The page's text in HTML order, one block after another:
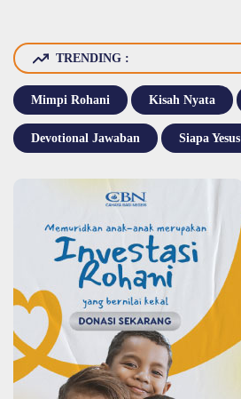
TRENDING :
Mimpi Rohani Kisah Nyata
Devotional Jawaban Siapa Yesus